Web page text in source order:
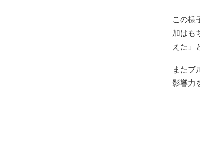
この様
加はも
えた」
またブ
影響力